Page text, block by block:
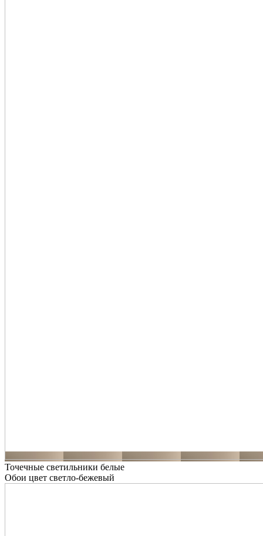
Точечные светильники белые
Обои цвет светло-бежевый